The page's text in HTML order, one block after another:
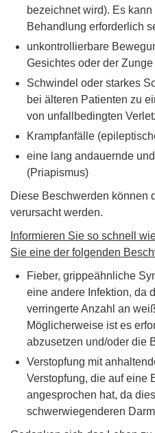
bezeichnet wird). Es
Behandlung erforderlich
unkontrollierbare
Gesichtes oder der Zunge
Schwindel oder starkes
bei älteren Patienten zu
von unfallbedingten
Krampfanfälle
eine lang andauernde
(Priapismus)
Diese Beschwerden können
verursacht werden.
Informieren Sie so schnell
Sie eine der folgenden
Fieber, grippeähnliche
eine andere Infektion, da
verringerte Anzahl an
Möglicherweise ist es
abzusetzen und/oder die
Verstopfung mit
Verstopfung, die auf eine
angesprochen hat, da
schwerwiegenderen